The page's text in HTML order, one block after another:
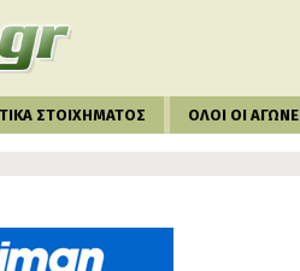
ΣΤΟΙΧΗΜΑΤΟΣ ΟΛΟΙ ΟΙ